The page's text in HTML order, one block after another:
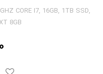
CORE I7, 16GB, 1TB SSD,
8GB
0